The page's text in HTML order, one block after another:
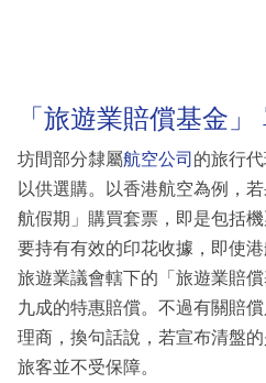
「旅遊業賠償基金
坊間部分隸屬航空公司 的旅行
以供選購。以香港航空為例，
航假期」購買套票，即是包括
要持有有效的印花收據，即使
旅遊業議會轄下的「旅遊業賠
九成的特惠賠償。不過有關賠
理商，換句話說，若宣布清盤
旅客並不受保障。